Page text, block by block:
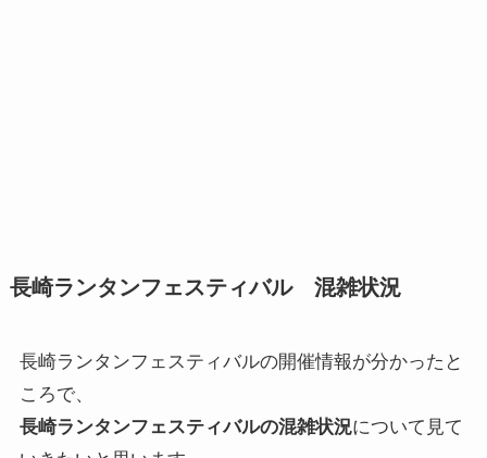
長崎ランタンフェスティバル 混雑状況
長崎ランタンフェスティバルの開催情報が分かったと
ころで、
長崎ランタンフェスティバルの混雑状況について見て